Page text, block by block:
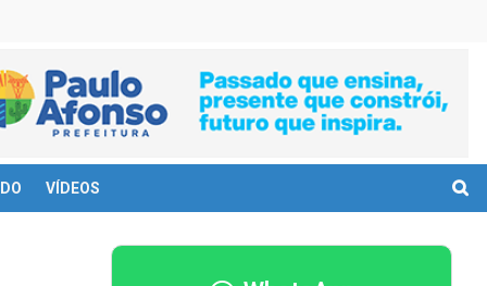
VÍDEOS